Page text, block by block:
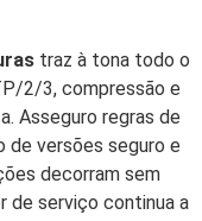
traz à tona todo o
2/3, compressão e
Asseguro regras de
versões seguro e
decorram sem
de serviço continua a